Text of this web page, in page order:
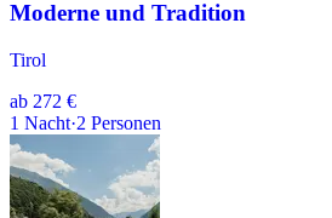
Moderne und Tradition
Tirol
ab 272 €
1 Nacht·2 Personen